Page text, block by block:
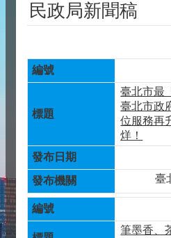
民政局新聞稿
臺北市最
臺北市政
位服務再
烊！
臺
筆墨香、